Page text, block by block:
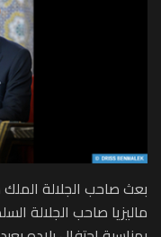
بعث صاحب الجلالة
ماليزيا صاحب الجلالة